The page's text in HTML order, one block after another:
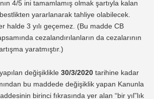
4/5 ini tamamlamış olmak şartıyla kalan
yararlanarak tahliye olabilecek.
halde 3 yılı geçemez. (Bu madde CB
cezalandırılanların da cezalarının
yaratmıştır.)
değişiklikle 30/3/2020tarihine kadar
bu maddede değişiklik yapan Kanunla
birinci fıkrasında yer alan “bir yıl”lık